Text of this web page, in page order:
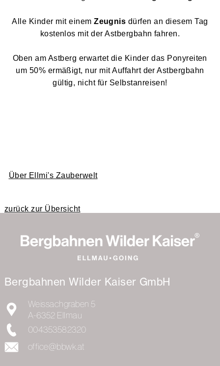
Alle Kinder mit einemZeugnis dürfen an diesem Tag
kostenlos mit der Astbergbahn fahren.
Oben am Astberg erwartet die Kinder das Ponyreiten
um 50% ermäßigt, nur mit Auffahrt der Astbergbahn
gültig, nicht für Selbstanreisen!
Über Ellmi's Zauberwelt
zurück zur Übersicht
Bergbahnen Wilder Kaiser GmbH
Weissachgraben 5
A-6352 Ellmau
004353582320
office@bbwk.at